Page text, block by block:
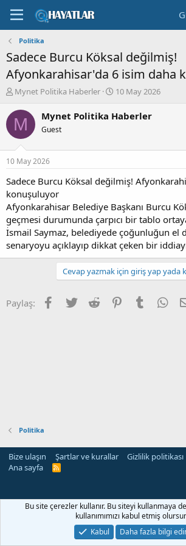
Politika
Sadece Burcu Köksal değilmiş!
Afyonkarahisar'da 6 isim daha
K
n
b
u
u
b
a
l
a
t
a
n
Mynet Politika Haberler
B
ş
ç
r
i
h
i
10 May 2026
M Mynet Politika Haberler
Guest
10 May 2026
Sadece Burcu Köksal değilmiş!
konuşuluyor
Afyonkarahisar Belediye Başkanı Burcu
geçmesi durumunda çarpıcı bir tablo
İsmail Saymaz, belediyede çoğunluğun el
senaryoyu açıklayıp dikkat çeken bir
Cevap yazmak için giriş yap yada
Paylaş: Facebook
Twitter Reddit PinterestTumblr
Politika
Bize ulaşın Şartlar ve kurallar Gizlilik politikası
Ana sayfa
R
Bu site çerezler kullanır. Bu siteyi kullanmaya
kullanımımızı kabul etmiş
Kabul
Daha fazla bilgi